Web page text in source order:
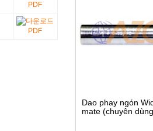
PDF
PDF
Dao phay ngón
mate (chuyên